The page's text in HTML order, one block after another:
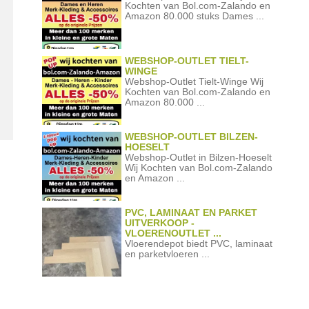
Kochten van Bol.com-Zalando en
Amazon 80.000 stuks Dames ...
WEBSHOP-OUTLET TIELT-
WINGE
Webshop-Outlet Tielt-Winge Wij
Kochten van Bol.com-Zalando en
Amazon 80.000 ...
WEBSHOP-OUTLET BILZEN-
HOESELT
Webshop-Outlet in Bilzen-Hoeselt
Wij Kochten van Bol.com-Zalando
en Amazon ...
PVC, LAMINAAT EN PARKET
UITVERKOOP -
VLOERENOUTLET ...
Vloerendepot biedt PVC, laminaat
en parketvloeren ...